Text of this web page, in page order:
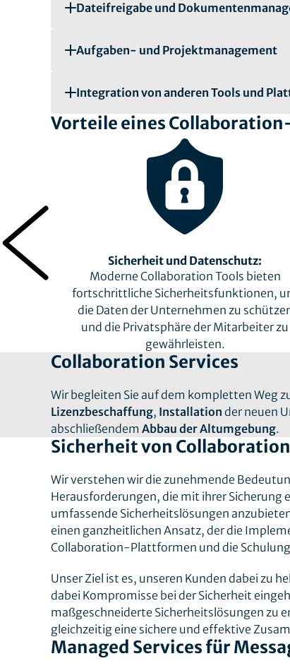
Dateifreigabe und
Aufgaben- und Projektmanagement
Integration von anderen Tools und
Vorteile eines
Sicherheit und Datenschutz:
Moderne Collaboration Tools bieten
fortschrittliche Sicherheitsfunktionen,
die Daten der Unternehmen zu
und die Privatsphäre der Mitarbeiter zu
gewährleisten.
Collaboration Services
Wir begleiten Sie auf dem kompletten Weg
Lizenzbeschaffung, Installation der neuen
abschließendem Abbau der Altumgebung.
Sicherheit von
Wir verstehen wir die zunehmende
Herausforderungen, die mit ihrer Sicherung
umfassende Sicherheitslösungen
einen ganzheitlichen Ansatz, der die
Collaboration-Plattformen und die
Unser Ziel ist es, unseren Kunden dabei zu
dabei Kompromisse bei der Sicherheit
maßgeschneiderte Sicherheitslösungen zu
gleichzeitig eine sichere und effektive
Managed Services für